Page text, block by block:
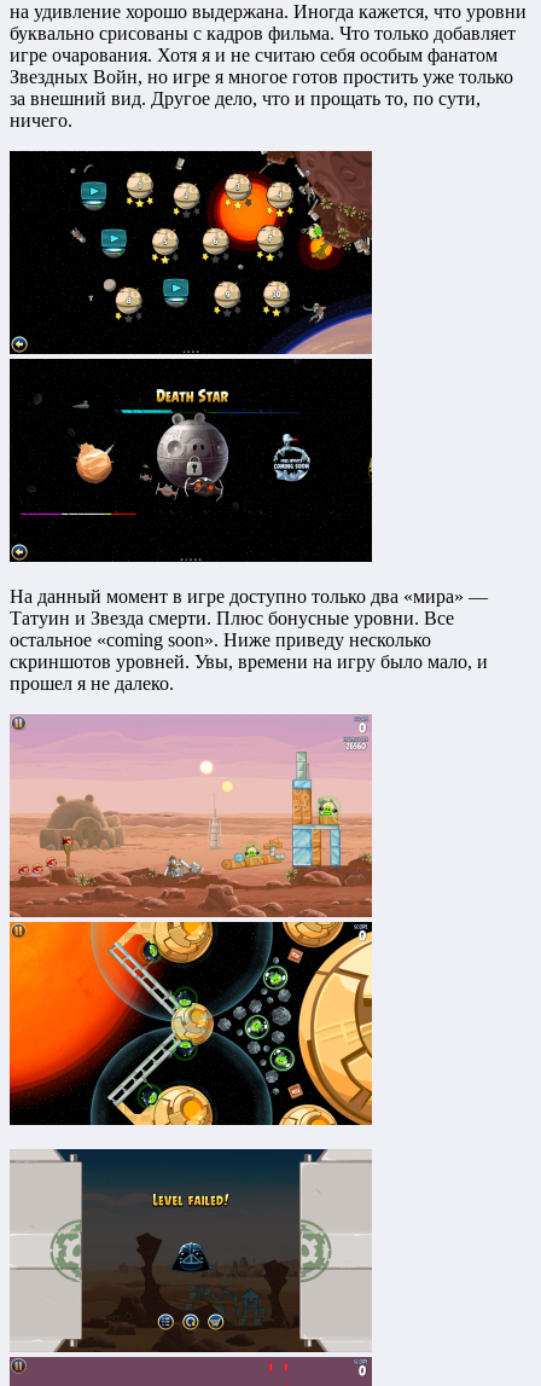
на удивление хорошо выдержана. Иногда кажется, что уровни
буквально срисованы с кадров фильма. Что только добавляет
игре очарования. Хотя я и не считаю себя особым фанатом
Звездных Войн, но игре я многое готов простить уже только
за внешний вид. Другое дело, что и прощать то, по сути,
ничего.
На данный момент в игре доступно только два «мира» —
Татуин и Звезда смерти. Плюс бонусные уровни. Все
остальное «coming soon». Ниже приведу несколько
скриншотов уровней. Увы, времени на игру было мало, и
прошел я не далеко.